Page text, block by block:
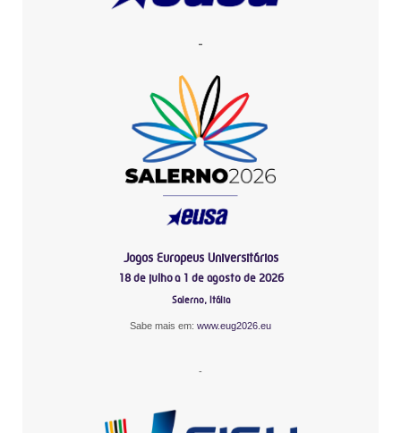
-
Jogos Europeus Universitários
18 de julho a 1 de agosto de 2026
Salerno, Itália
Sabe mais em: www.eug2026.eu
-